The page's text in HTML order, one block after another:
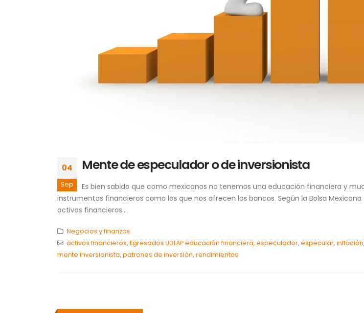
04
Sep
Mente de especulador o de inversionista
Es bien sabido que como mexicanos no tenemos una educación financiera y
instrumentos financieros como los que nos ofrecen los bancos. Según la Bolsa
activos financieros...
Negocios y finanzas
activos financieros, Egresados UDLAP educación financiera, especulador, especular, inflación,
mente inversionista, patrones de inversión, rendimientos